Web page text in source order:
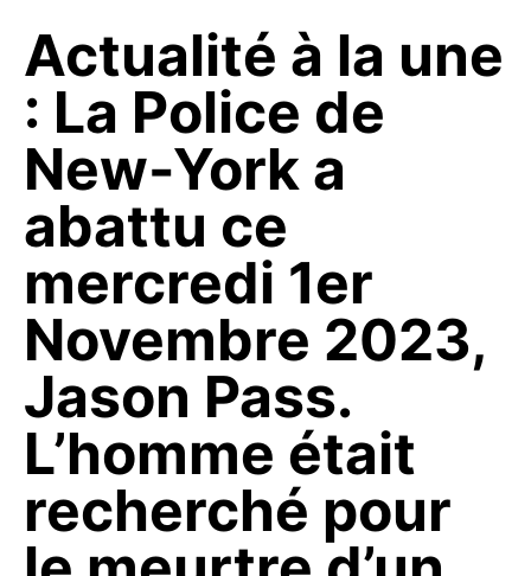
Actualité à la une
: La Police de
New-York a
abattu ce
mercredi 1er
Novembre 2023,
Jason Pass.
L’homme était
recherché pour